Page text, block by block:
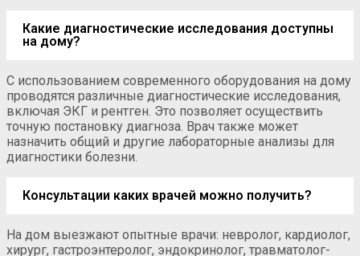
Какие диагностические исследования доступны
на дому?
С использованием современного оборудования на дому
проводятся различные диагностические исследования,
включая ЭКГ и рентген. Это позволяет осуществить
точную постановку диагноза. Врач также может
назначить общий и другие лабораторные анализы для
диагностики болезни.
Консультации каких врачей можно получить?
На дом выезжают опытные врачи: невролог, кардиолог,
хирург, гастроэнтеролог, эндокринолог, травматолог-